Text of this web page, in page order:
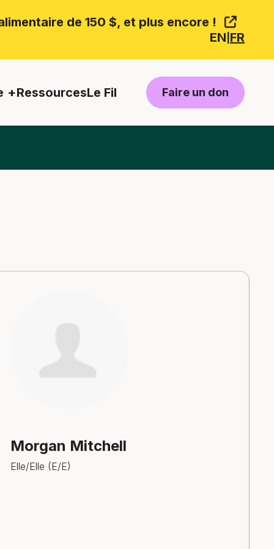
de 150 $, et plus encore !
EN FR
RessourcesLe Fil Faire un don
Morgan Mitchell
Elle/Elle (E/E)